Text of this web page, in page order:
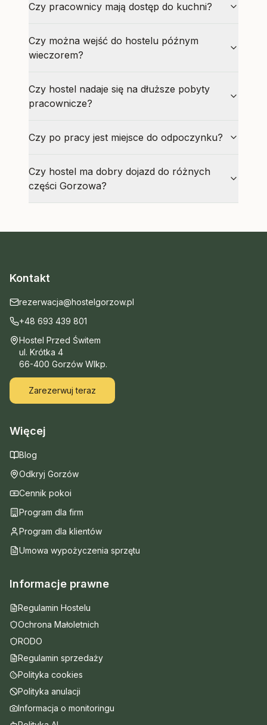
Czy pracownicy mają dostęp do kuchni?
Czy można wejść do hostelu późnym
wieczorem?
Czy hostel nadaje się na dłuższe pobyty
pracownicze?
Czy po pracy jest miejsce do odpoczynku?
Czy hostel ma dobry dojazd do różnych
części Gorzowa?
Kontakt
rezerwacja@hostelgorzow.pl
+48 693 439 801
Hostel Przed Świtem
ul. Krótka 4
66-400 Gorzów Wlkp.
Zarezerwuj teraz
Więcej
Blog
Odkryj Gorzów
Cennik pokoi
Program dla firm
Program dla klientów
Umowa wypożyczenia sprzętu
Informacje prawne
Regulamin Hostelu
Ochrona Małoletnich
RODO
Regulamin sprzedaży
Polityka cookies
Polityka anulacji
Informacja o monitoringu